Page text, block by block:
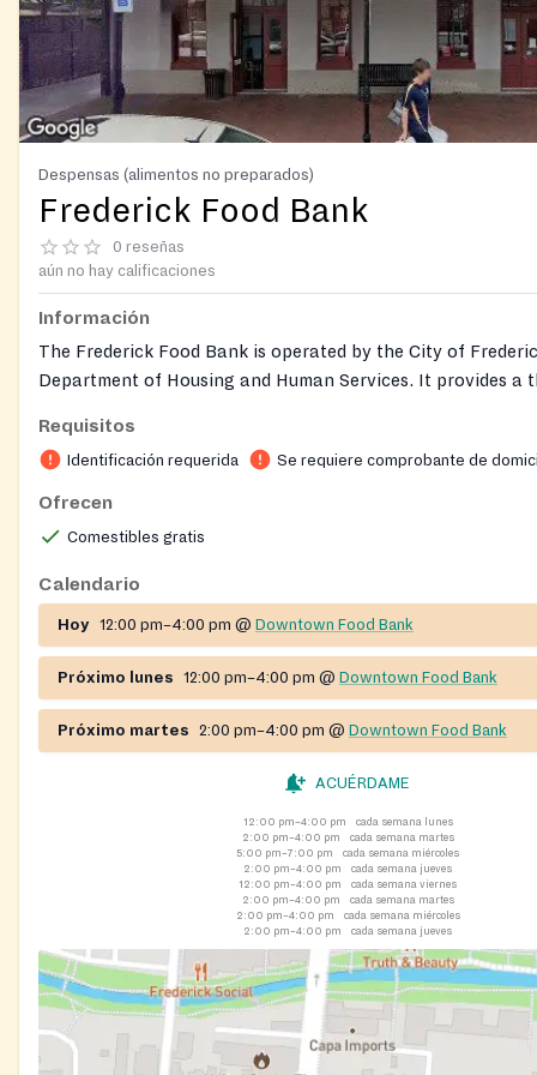
Despensas (alimentos no preparados)
Frederick Food Bank
0 reseñas
aún no hay calificaciones
Información
The Frederick Food Bank is operated by the City of
Department of Housing and Human Services. It provides a
economic hardship, serving between 600 and 800
month. The program serves very low-income to moderate-
residents and operates as a nondiscriminatory program
Frederick Community Table (community meal program),
housing support, and other social services.
Requisitos
Identificación requerida Se requiere comprobante de
Ofrecen
Comestibles gratis
Calendario
Hoy 12:00 pm–4:00 pm @ Downtown Food Bank
Próximo lunes 12:00 pm–4:00 pm @ Downtown Food Bank
Próximo martes 2:00 pm–4:00 pm @ Downtown Food Bank
ACUÉRDAME
12:00 pm–4:00 pm
cada semana lunes
2:00 pm–4:00 pm
cada semana martes
5:00 pm–7:00 pm
cada semana miércoles
2:00 pm–4:00 pm
cada semana jueves
12:00 pm–4:00 pm
cada semana viernes
2:00 pm–4:00 pm
cada semana martes
2:00 pm–4:00 pm
cada semana miércoles
2:00 pm–4:00 pm
cada semana jueves